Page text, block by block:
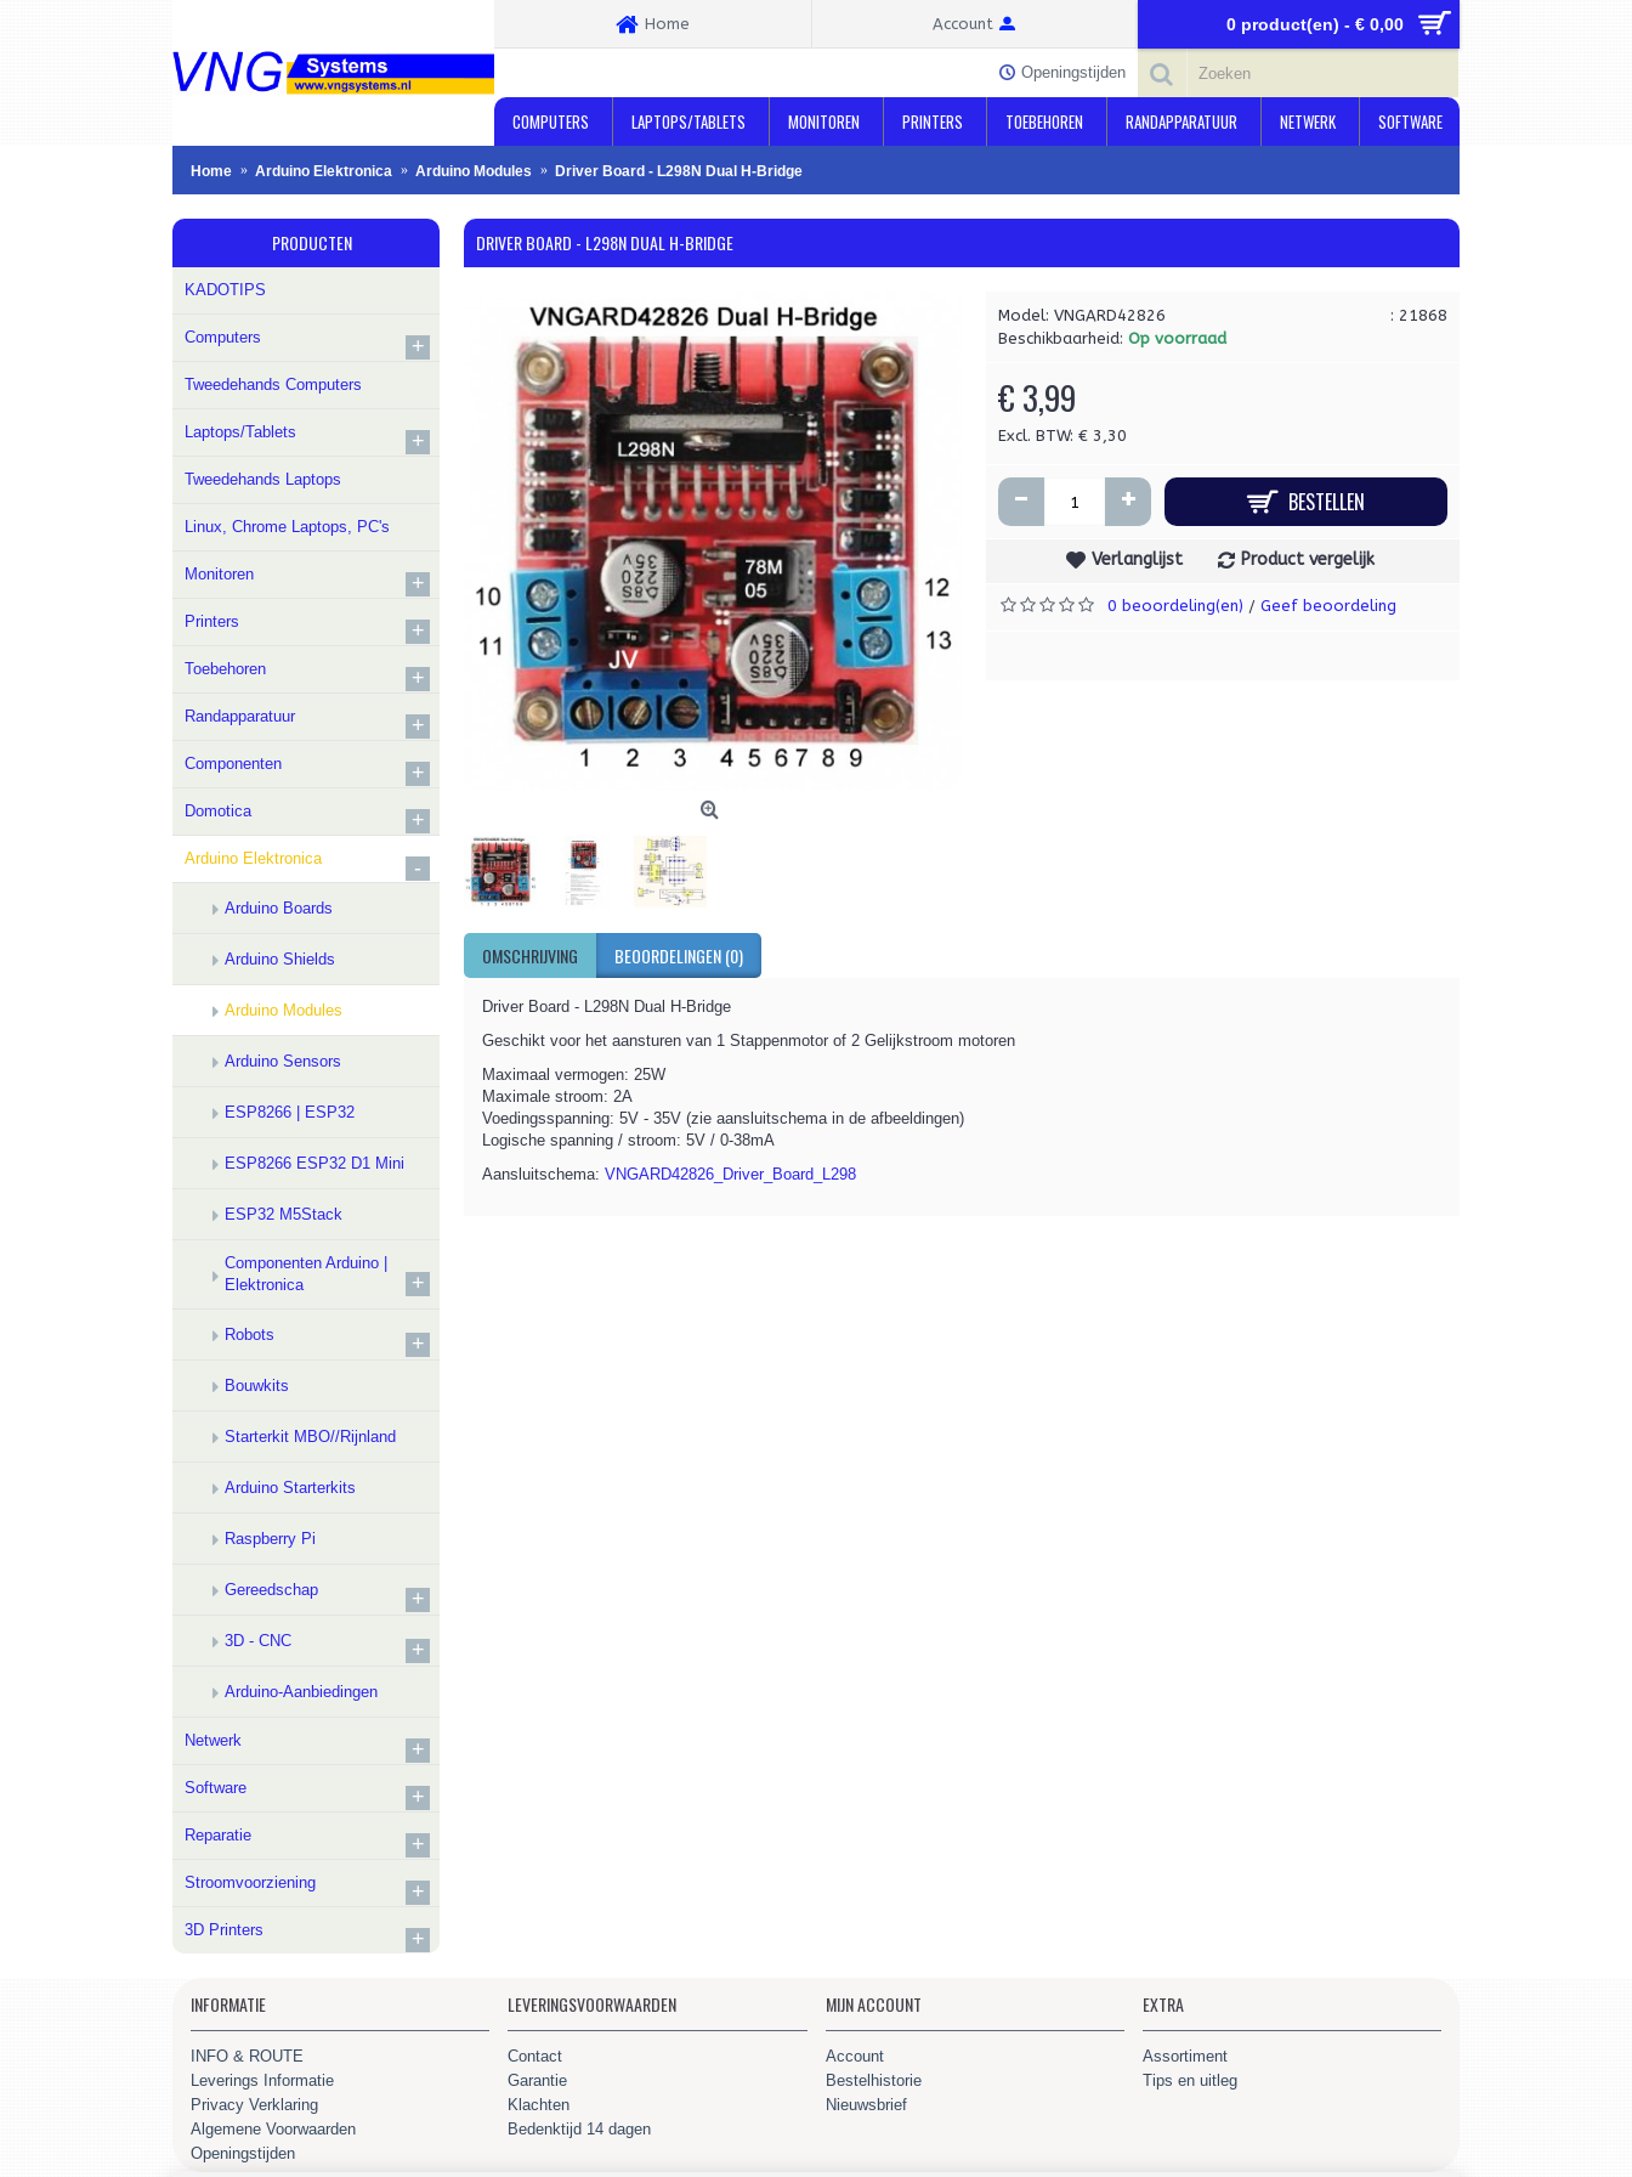
Home Account 0 product(en) - € 0,00
Openingstijden
COMPUTERS LAPTOPS/TABLETS MONITOREN PRINTERS TOEBEHOREN RANDAPPARATUUR NETWERK SOFTWARE
Home Arduino Elektronica Arduino Modules Driver Board - L298N Dual H-Bridge
PRODUCTEN
KADOTIPS
Computers +
Tweedehands Computers
Laptops/Tablets +
Tweedehands Laptops
Linux, Chrome Laptops, PC's
Monitoren +
Printers +
Toebehoren +
Randapparatuur +
Componenten +
Domotica +
Arduino Elektronica -
Arduino Boards
Arduino Shields
Arduino Modules
Arduino Sensors
ESP8266 | ESP32
ESP8266 ESP32 D1 Mini
ESP32 M5Stack
Componenten Arduino |
Elektronica
+
Robots +
Bouwkits
Starterkit MBO//Rijnland
Arduino Starterkits
Raspberry Pi
Gereedschap +
3D - CNC +
Arduino-Aanbiedingen
Netwerk +
Software +
Reparatie +
Stroomvoorziening +
3D Printers +
DRIVER BOARD - L298N DUAL H-BRIDGE
: 21868
Model: VNGARD42826
Beschikbaarheid: Op voorraad
€ 3,99
Excl. BTW: € 3,30
- + BESTELLEN
Verlanglijst Product vergelijk
0 beoordeling(en) / Geef beoordeling
OMSCHRIJVING BEOORDELINGEN (0)
Driver Board - L298N Dual H-Bridge
Geschikt voor het aansturen van 1 Stappenmotor of 2 Gelijkstroom motoren
Maximaal vermogen: 25W
Maximale stroom: 2A
Voedingsspanning: 5V - 35V (zie aansluitschema in de afbeeldingen)
Logische spanning / stroom: 5V / 0-38mA
Aansluitschema: VNGARD42826_Driver_Board_L298
INFORMATIE
INFO & ROUTE
Leverings Informatie
Privacy Verklaring
Algemene Voorwaarden
Openingstijden
LEVERINGSVOORWAARDEN
Contact
Garantie
Klachten
Bedenktijd 14 dagen
MIJN ACCOUNT
Account
Bestelhistorie
Nieuwsbrief
EXTRA
Assortiment
Tips en uitleg